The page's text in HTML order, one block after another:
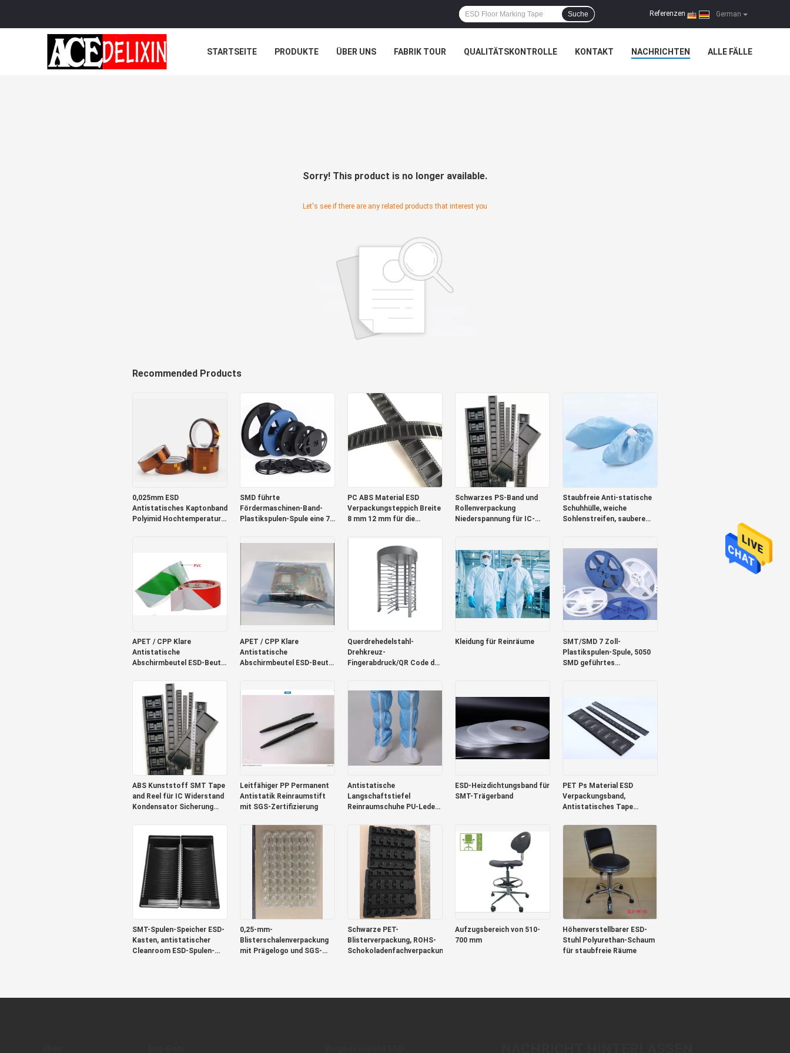
German
Referenzen |
Suche
STARTSEITE PRODUKTE ÜBER UNS FABRIK TOUR QUALITÄTSKONTROLLE KONTAKT NACHRICHTEN ALLE FÄLLE
Sorry! This product is no longer available.
Let's see if there are any related products that interest you
Recommended Products
0,025mm ESD
Antistatisches Kaptonband
Polyimid Hochtemperatur
SMD führte
Fördermaschinen-Band-
Plastikspulen-Spule eine 7
PC ABS Material ESD
Verpackungsteppich Breite
8 mm 12 mm für die
Schwarzes PS-Band und
Rollenverpackung
Niederspannung für IC-
Staubfreie Anti-statische
Schuhhülle, weiche
Sohlenstreifen, saubere
APET / CPP Klare
Antistatische
Abschirmbeutel ESD-Beutel
APET / CPP Klare
Antistatische
Abschirmbeutel ESD-Beutel
Querdrehedelstahl-
Drehkreuz-
Fingerabdruck/QR Code der
Kleidung für Reinräume
SMT/SMD 7 Zoll-
Plastikspulen-Spule, 5050
SMD geführtes
ABS Kunststoff SMT Tape
and Reel für IC Widerstand
Kondensator Sicherung
Leitfähiger PP Permanent
Antistatik Reinraumstift
mit SGS-Zertifizierung
Antistatische
Langschaftstiefel
Reinraumschuhe PU-Leder
ESD-Heizdichtungsband für
SMT-Trägerband
PET Ps Material ESD
Verpackungsband,
Antistatisches Tape
SMT-Spulen-Speicher ESD-
Kasten, antistatischer
Cleanroom ESD-Spulen-
0,25-mm-
Blisterschalenverpackung
mit Prägelogo und SGS-
Schwarze PET-
Blisterverpackung, ROHS-
Schokoladenfachverpackung
Aufzugsbereich von 510-
700 mm
Höhenverstellbarer ESD-
Stuhl Polyurethan-Schaum
für staubfreie Räume